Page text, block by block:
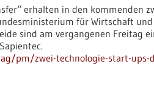
erhalten in den kommenden
für Wirtschaft
sind am vergangenen Freitag
pm/zwei-technologie-start-ups-